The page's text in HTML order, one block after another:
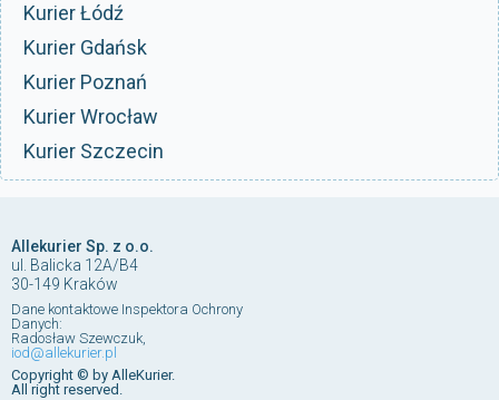
Kurier Łódź
Kurier Gdańsk
Kurier Poznań
Kurier Wrocław
Kurier Szczecin
Allekurier Sp. z o.o.
ul. Balicka 12A/B4
30-149 Kraków
Dane kontaktowe Inspektora Ochrony
Danych:
Radosław Szewczuk,
iod@allekurier.pl
Copyright © by AlleKurier.
All right reserved.